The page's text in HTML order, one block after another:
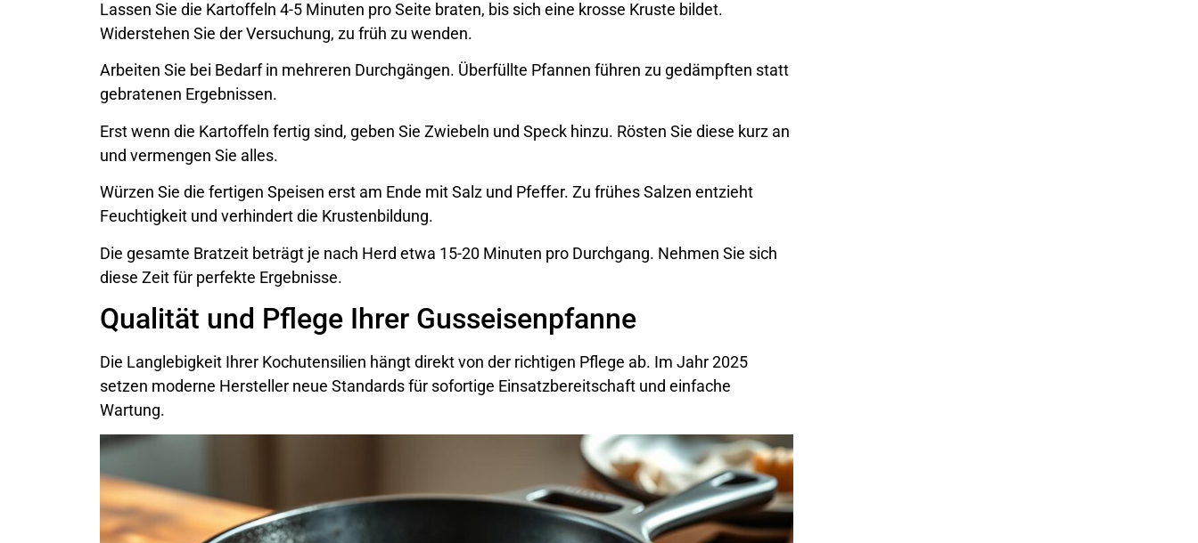
Lassen Sie die Kartoffeln 4-5 Minuten pro Seite braten, bis sich eine krosse Kruste bildet.
Widerstehen Sie der Versuchung, zu früh zu wenden.
Arbeiten Sie bei Bedarf in mehreren Durchgängen. Überfüllte Pfannen führen zu gedämpften statt
gebratenen Ergebnissen.
Erst wenn die Kartoffeln fertig sind, geben Sie Zwiebeln und Speck hinzu. Rösten Sie diese kurz an
und vermengen Sie alles.
Würzen Sie die fertigen Speisen erst am Ende mit Salz und Pfeffer. Zu frühes Salzen entzieht
Feuchtigkeit und verhindert die Krustenbildung.
Die gesamte Bratzeit beträgt je nach Herd etwa 15-20 Minuten pro Durchgang. Nehmen Sie sich
diese Zeit für perfekte Ergebnisse.
Qualität und Pflege Ihrer Gusseisenpfanne
Die Langlebigkeit Ihrer Kochutensilien hängt direkt von der richtigen Pflege ab. Im Jahr 2025
setzen moderne Hersteller neue Standards für sofortige Einsatzbereitschaft und einfache
Wartung.